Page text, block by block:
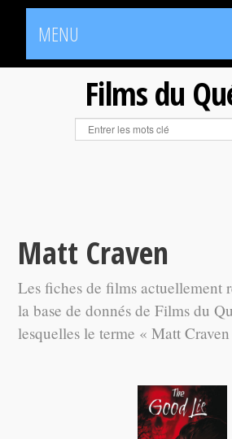
MENU
Films du
Matt Craven
Les fiches de films actuellement
la base de donnés de Films du
lesquelles le terme « Matt